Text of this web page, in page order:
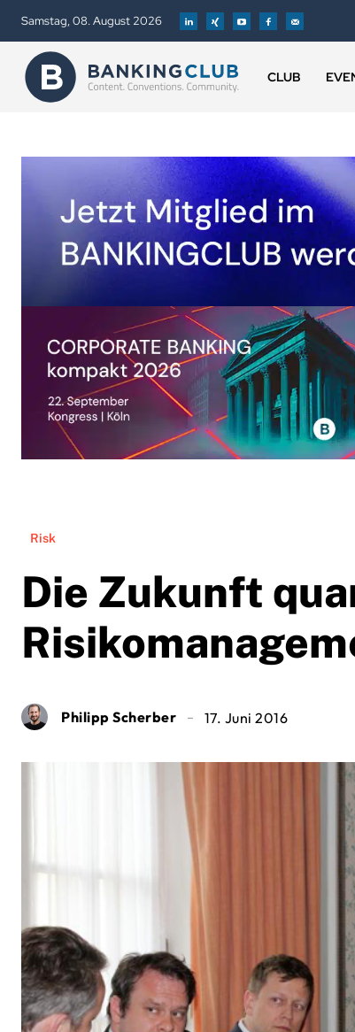
Samstag, 08. August 2026
CLUB
Risk
Die Zukunft
Philipp Scherber 17. Juni 2016